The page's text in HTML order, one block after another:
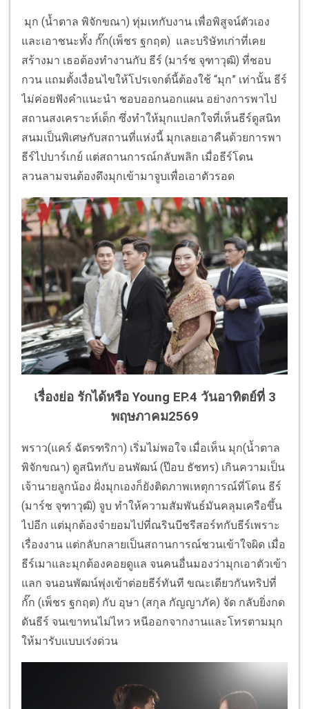
มุก (น้ำตาล พิจักขณา) ทุ่มเทกับงาน เพื่อพิสูจน์ตัวเอง
และเอาชนะทั้ง กั๊ก(เพ็ชร ฐกฤต) และบริษัทเก่าที่เคย
สร้างมา เธอต้องทำงานกับ ธีร์ (มาร์ช จุฑาวุฒิ) ที่ชอบ
กวน แถมตั้งเงื่อนไขให้โปรเจกต์นี้ต้องใช้ “มุก” เท่านั้น ธีร์
ไม่ค่อยฟังคำแนะนำ ชอบออกนอกแผน อย่างการพาไป
สถานสงเคราะห์เด็ก ซึ่งทำให้มุกแปลกใจที่เห็นธีร์ดูสนิท
สนมเป็นพิเศษกับสถานที่แห่งนี้ มุกเลยเอาคืนด้วยการพา
ธีร์ไปบาร์เกย์ แต่สถานการณ์กลับพลิก เมื่อธีร์โดน
ลวนลามจนต้องดึงมุกเข้ามาจูบเพื่อเอาตัวรอด
เรื่องย่อ รักได้หรือ Young EP.4 วันอาทิตย์ที่ 3
พฤษภาคม2569
พราว(แคร์ ฉัตรฑริกา) เริ่มไม่พอใจ เมื่อเห็น มุก(น้ำตาล
พิจักขณา) ดูสนิทกับ อนพัฒน์ (ป๊อบ ธัชทร) เกินความเป็น
เจ้านายลูกน้อง ฝั่งมุกเองก็ยังติดภาพเหตุการณ์ที่โดน ธีร์
(มาร์ช จุฑาวุฒิ) จูบ ทำให้ความสัมพันธ์มันคลุมเครือขึ้น
ไปอีก แต่มุกต้องจำยอมไปที่ณรินบีชรีสอร์ทกับธีร์เพราะ
เรื่องงาน แต่กลับกลายเป็นสถานการณ์ชวนเข้าใจผิด เมื่อ
ธีร์เมาและมุกต้องคอยดูแล จนคนอื่นมองว่ามุกเอาตัวเข้า
แลก จนอนพัฒน์พุ่งเข้าต่อยธีร์ทันที ขณะเดียวกันทริปที่
กั๊ก (เพ็ชร ฐกฤต) กับ อุษา (สกุล กัญญาภัค) จัด กลับยิ่งกด
ดันธีร์ จนเขาทนไม่ไหว หนีออกจากงานและโทรตามมุก
ให้มารับแบบเร่งด่วน